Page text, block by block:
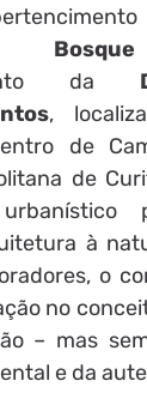
da
,
de
de
à
o
no
– mas
e da